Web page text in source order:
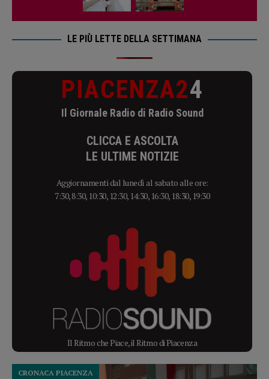
LE PIÙ LETTE DELLA SETTIMANA
PIACENZA24
Il Giornale Radio di Radio Sound
CLICCA E ASCOLTA
LE ULTIME NOTIZIE
Aggiornamenti dal lunedì al sabato alle ore:
7:30, 8:30, 10:30, 12:30, 14:30, 16:30, 18:30, 19:30
Il Ritmo che Piace, il Ritmo di Piacenza
CRONACA PIACENZA